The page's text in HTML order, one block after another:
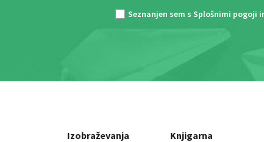
Seznanjen sem s Splošnimi pogoji
Izobraževanja Knjigarna